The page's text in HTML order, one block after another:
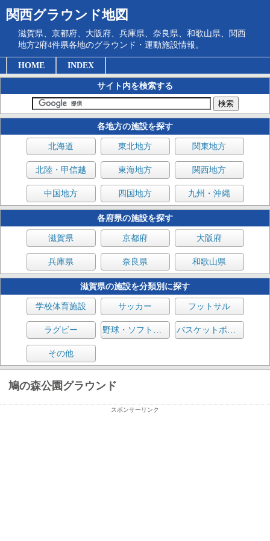
関西グラウンド地図
滋賀県、京都府、大阪府、兵庫県、奈良県、和歌山県、関西
地方2府4件県各地のグラウンド・運動施設情報。
HOME INDEX
サイト内を検索する
各地方の施設を探す
北海道 東北地方 関東地方
北陸・甲信越 東海地方 関西地方
中国地方 四国地方 九州・沖縄
各府県の施設を探す
滋賀県 京都府 大阪府
兵庫県 奈良県 和歌山県
滋賀県の施設を分類別に探す
学校体育施設 サッカー フットサル
ラグビー 野球・ソフトボール バスケットボール
その他
鳩の森公園グラウンド
スポンサーリンク